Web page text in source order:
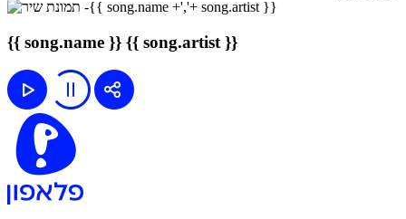
{{ song.name }} {{ song.artist }}